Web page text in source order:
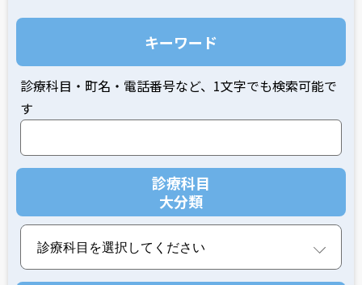
キーワード
診療科目・町名・電話番号など、1文字でも検索可能で
す
診療科目
大分類